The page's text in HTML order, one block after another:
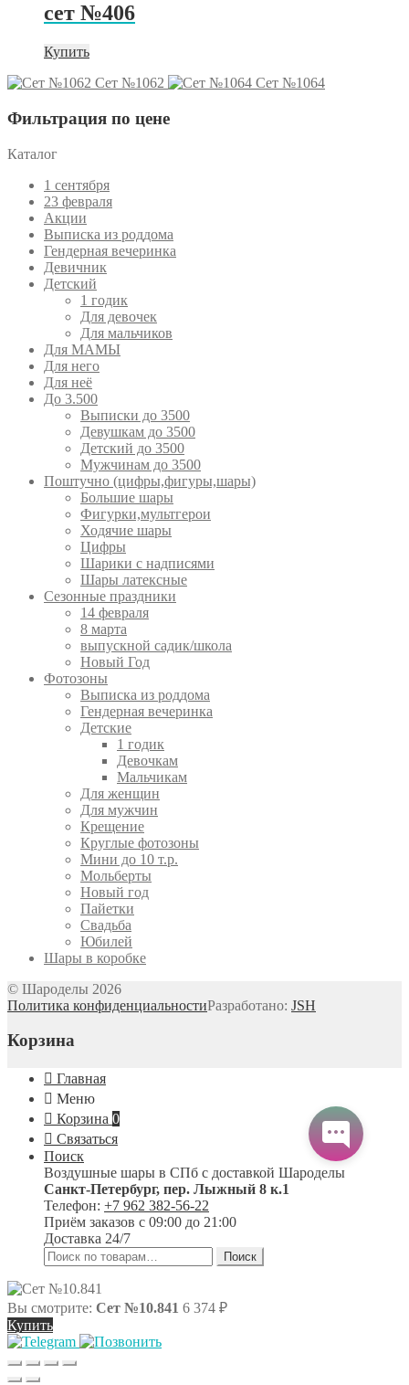
сет №406
Купить
Сет №1062
Сет №1064
Фильтрация по цене
Каталог
1 сентября
23 февраля
Акции
Выписка из роддома
Гендерная вечеринка
Девичник
Детский
1 годик
Для девочек
Для мальчиков
Для МАМЫ
Для него
Для неё
До 3.500
Выписки до 3500
Девушкам до 3500
Детский до 3500
Мужчинам до 3500
Поштучно (цифры,фигуры,шары)
Большие шары
Фигурки,мультгерои
Ходячие шары
Цифры
Шарики с надписями
Шары латексные
Сезонные праздники
14 февраля
8 марта
выпускной садик/школа
Новый Год
Фотозоны
Выписка из роддома
Гендерная вечеринка
Детские
1 годик
Девочкам
Мальчикам
Для женщин
Для мужчин
Крещение
Круглые фотозоны
Мини до 10 т.р.
Мольберты
Новый год
Пайетки
Свадьба
Юбилей
Шары в коробке
© Шароделы 2026
Политика конфиденциальностиРазработано: JSH
Корзина
Главная
Меню
Корзина 0
Связаться
Поиск
Воздушные шары в СПб с доставкой Шароделы
Санкт-Петербург, пер. Лыжный 8 к.1
Телефон: +7 962 382-56-22
Приём заказов с 09:00 до 21:00
Доставка 24/7
Искать:
Поиск
Вы смотрите: Сет №10.841 6 374 ₽
Купить